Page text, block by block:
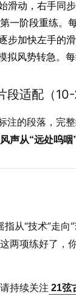
滑动，右手同
一阶段重练。
步加快左手的
拟风势转急。每
适配（10-
注的段落，完
风声从“远处呜
从“技术”走向
两项练好了，
持续关注 21弦